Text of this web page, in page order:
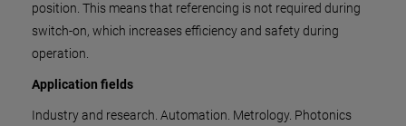
position. This means that referencing is not required during
switch-on, which increases efficiency and safety during
operation.
Application fields
Industry and research. Automation. Metrology. Photonics